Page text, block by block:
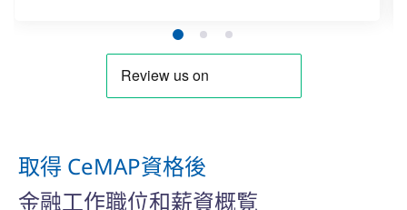
取得 CeMAP資格後
金融工作職位和薪資概覧